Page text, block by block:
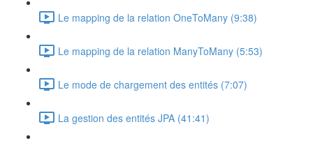
Le mapping de la relation OneToMany (9:38)
Le mapping de la relation ManyToMany (5:53)
Le mode de chargement des entités (7:07)
La gestion des entités JPA (41:41)